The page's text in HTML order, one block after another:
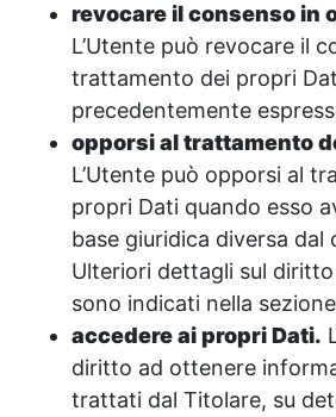
revocare il consenso in
L’Utente può revocare il
trattamento dei propri
precedentemente
opporsi al trattamento
L’Utente può opporsi al
propri Dati quando esso
base giuridica diversa dal
Ulteriori dettagli sul
sono indicati nella
accedere ai propri Dati.
diritto ad ottenere
trattati dal Titolare, su